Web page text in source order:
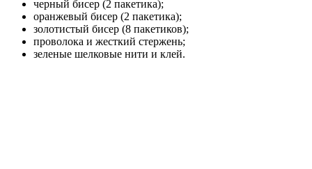
черный бисер (2 пакетика);
оранжевый бисер (2 пакетика);
золотистый бисер (8 пакетиков);
проволока и жесткий стержень;
зеленые шелковые нити и клей.